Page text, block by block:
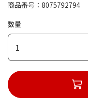
商品番号
8075792794
数量
1